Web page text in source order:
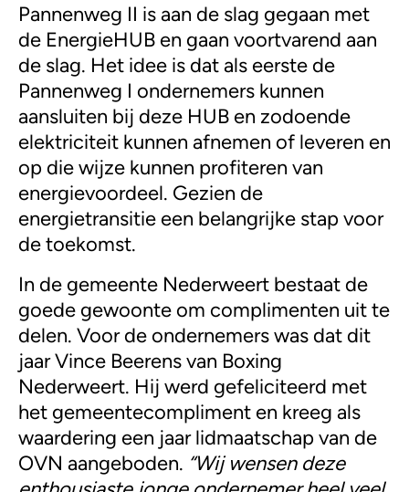
Pannenweg II is aan de slag gegaan met
de EnergieHUB en gaan voortvarend aan
de slag. Het idee is dat als eerste de
Pannenweg I ondernemers kunnen
aansluiten bij deze HUB en zodoende
elektriciteit kunnen afnemen of leveren en
op die wijze kunnen profiteren van
energievoordeel. Gezien de
energietransitie een belangrijke stap voor
de toekomst.
In de gemeente Nederweert bestaat de
goede gewoonte om complimenten uit te
delen. Voor de ondernemers was dat dit
jaar Vince Beerens van Boxing
Nederweert. Hij werd gefeliciteerd met
het gemeentecompliment en kreeg als
waardering een jaar lidmaatschap van de
OVN aangeboden. “Wij wensen deze